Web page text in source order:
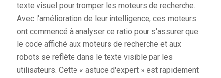
texte visuel pour tromper les moteurs de recherche.
Avec l'amélioration de leur intelligence, ces moteurs
ont commencé à analyser ce ratio pour s'assurer que
le code affiché aux moteurs de recherche et aux
robots se reflète dans le texte visible par les
utilisateurs. Cette « astuce d'expert » est rapidement